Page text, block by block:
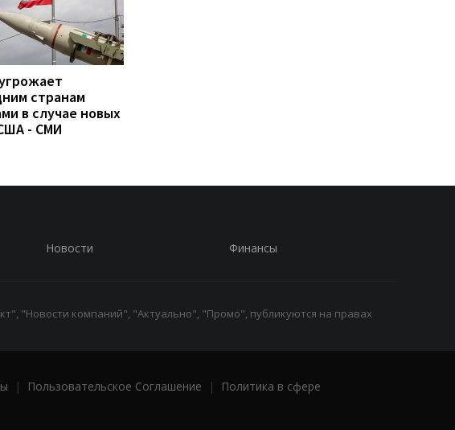
странам
в случае новых
- СМИ
Новости Финансы
"Новости компаний", "Актуально", "Промо", публикуются на правах
| Пользовательское Соглашение |
Политика в сфере